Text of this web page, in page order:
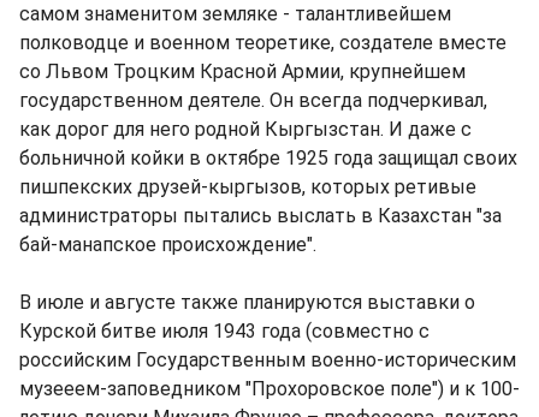
самом знаменитом земляке - талантливейшем
полководце и военном теоретике, создателе вместе
со Львом Троцким Красной Армии, крупнейшем
государственном деятеле. Он всегда подчеркивал,
как дорог для него родной Кыргызстан. И даже с
больничной койки в октябре 1925 года защищал своих
пишпекских друзей-кыргызов, которых ретивые
администраторы пытались выслать в Казахстан "за
бай-манапское происхождение".
В июле и августе также планируются выставки о
Курской битве июля 1943 года (совместно с
российским Государственным военно-историческим
музееем-заповедником "Прохоровское поле") и к 100-